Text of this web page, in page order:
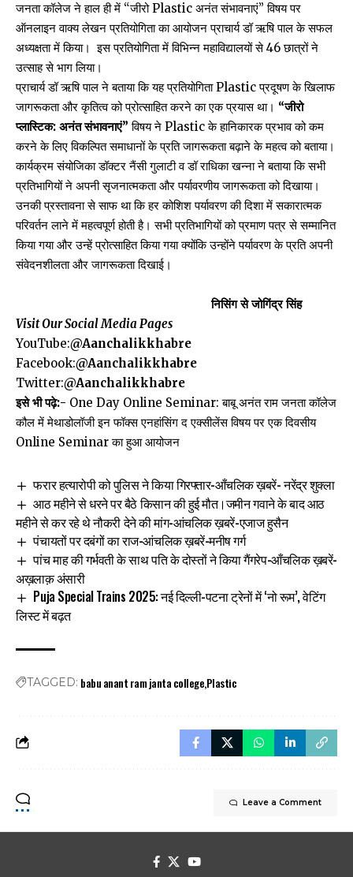
जनता कॉलेज ने हाल ही में “जीरो Plastic अनंत संभावनाएं” विषय पर
ऑनलाइन वाक्य लेखन प्रतियोगिता का आयोजन प्राचार्य डॉ ऋषि पाल के सफल
अध्यक्षता में किया। इस प्रतियोगिता में विभिन्न महाविद्यालयों से 46 छात्रों ने
उत्साह से भाग लिया।
प्राचार्य डॉ ऋषि पाल ने बताया कि यह प्रतियोगिता Plastic प्रदूषण के खिलाफ
जागरूकता और कृतित्व को प्रोत्साहित करने का एक प्रयास था। “जीरो
प्लास्टिक: अनंत संभावनाएं” विषय ने Plastic के हानिकारक प्रभाव को कम
करने के लिए विकल्पित समाधानों के प्रति जागरूकता बढ़ाने के महत्व को बताया।
कार्यक्रम संयोजिका डॉक्टर नैंसी गुलाटी व डॉ राधिका खन्ना ने बताया कि सभी
प्रतिभागियों ने अपनी सृजनात्मकता और पर्यावरणीय जागरूकता को दिखाया।
उनकी प्रस्तावना से साफ था कि हर कोशिश पर्यावरण की दिशा में सकारात्मक
परिवर्तन लाने में महत्वपूर्ण होती है। सभी प्रतिभागियों को प्रमाण पत्र से सम्मानित
किया गया और उन्हें प्रोत्साहित किया गया क्योंकि उन्होंने पर्यावरण के प्रति अपनी
संवेदनशीलता और जागरूकता दिखाई।
निसिंग से जोगिंद्र सिंह
Visit Our Social Media Pages
YouTube:@Aanchalikkhabre
Facebook:@Aanchalikkhabre
Twitter:@Aanchalikkhabre
इसे भी पढ़े:- One Day Online Seminar: बाबू अनंत राम जनता कॉलेज
कौल में मेथाडोलॉजी इन फॉक्स एनहांसिंग द एक्सीलेंस विषय पर एक दिवसीय
Online Seminar का हुआ आयोजन
फरार हत्यारोपी को पुलिस ने किया गिरफ्तार-आँचलिक ख़बरें- नरेंद्र शुक्ला
आठ महीने से धरने पर बैठे किसान की हुई मौत।जमीन गवाने के बाद आठ
महीने से कर रहे थे नौकरी देने की मांग-आंचलिक ख़बरें-एजाज हुसैन
पंचायतों पर दबंगों का राज-आंचलिक ख़बरें-मनीष गर्ग
पांच माह की गर्भवती के साथ पति के दोस्तों ने किया गैंगरेप-आँचलिक ख़बरें-
अख़लाक़ अंसारी
Puja Special Trains 2025: नई दिल्ली-पटना ट्रेनों में ‘नो रूम’, वेटिंग
लिस्ट में बढ़त
TAGGED: babu anant ram janta collegePlastic
Leave a Comment